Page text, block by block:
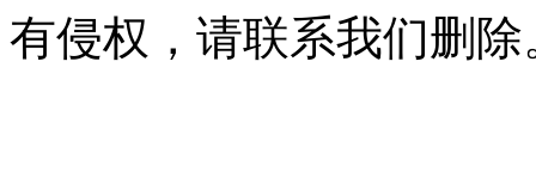
有侵权，请联系我们删除